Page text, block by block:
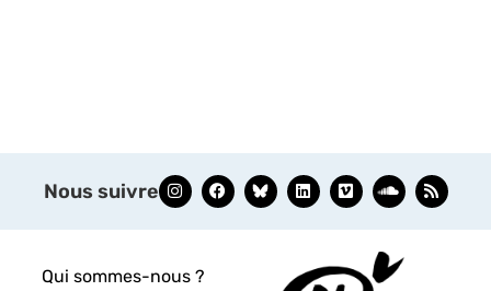
Nous suivre
Qui sommes-nous ?